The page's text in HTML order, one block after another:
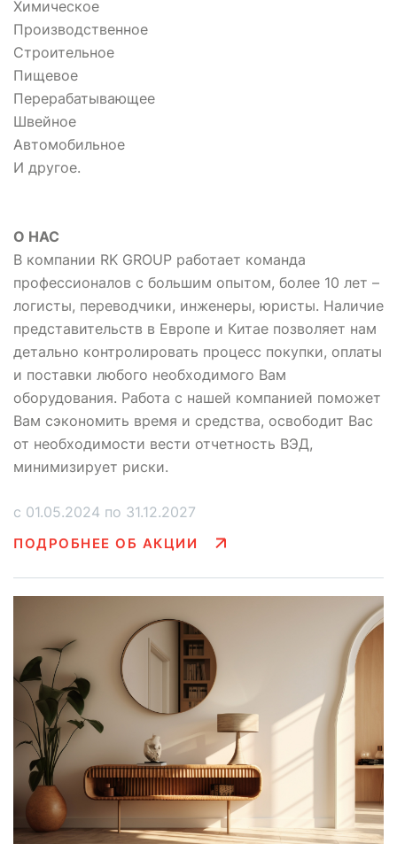
Химическое
Производственное
Строительное
Пищевое
Перерабатывающее
Швейное
Автомобильное
И другое.
О НАС
В компании RK GROUP работает команда
профессионалов с большим опытом, более 10 лет –
логисты, переводчики, инженеры, юристы. Наличие
представительств в Европе и Китае позволяет нам
детально контролировать процесс покупки, оплаты
и поставки любого необходимого Вам
оборудования. Работа с нашей компанией поможет
Вам сэкономить время и средства, освободит Вас
от необходимости вести отчетность ВЭД,
минимизирует риски.
с 01.05.2024 по 31.12.2027
ПОДРОБНЕЕ ОБ АКЦИИ